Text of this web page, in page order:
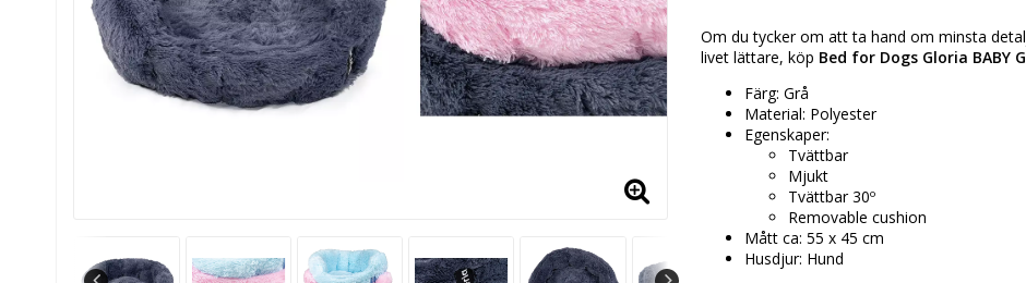
Om du tycker om att ta hand om minsta
livet lättare, köp Bed for Dogs Gloria BABY
Färg: Grå
Material: Polyester
Egenskaper:
Tvättbar
Mjukt
Tvättbar 30º
Removable cushion
Mått ca: 55 x 45 cm
Husdjur: Hund